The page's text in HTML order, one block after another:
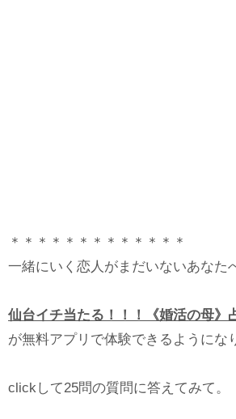
＊＊＊＊＊＊＊＊＊＊＊＊＊
一緒にいく恋人がまだいないあなた
仙台イチ当たる！！！《婚活の母》
が無料アプリで体験できるようにな
clickして25問の質問に答えてみて。